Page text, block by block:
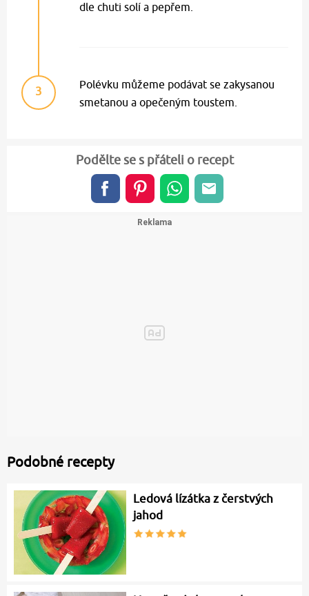
dle chuti solí a pepřem.
3
Polévku můžeme podávat se zakysanou
smetanou a opečeným toustem.
Podělte se s přáteli o recept
Podobné recepty
Ledová lízátka z čerstvých
jahod